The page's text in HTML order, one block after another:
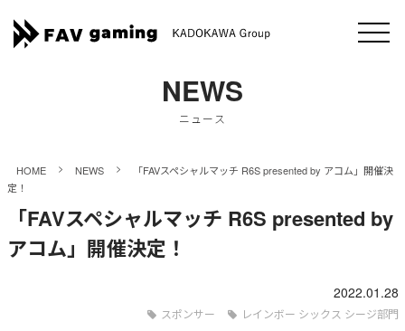
NEWS
ニュース
HOME > NEWS >
「FAVスペシャルマッチ R6S presented by アコム」開催決
定！
「FAVスペシャルマッチ R6S presented by
アコム」開催決定！
2022.01.28
スポンサー レインボー シックス シージ部門